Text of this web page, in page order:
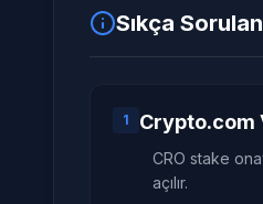
Sıkça
1 Crypto.com
CRO stake
açılır.